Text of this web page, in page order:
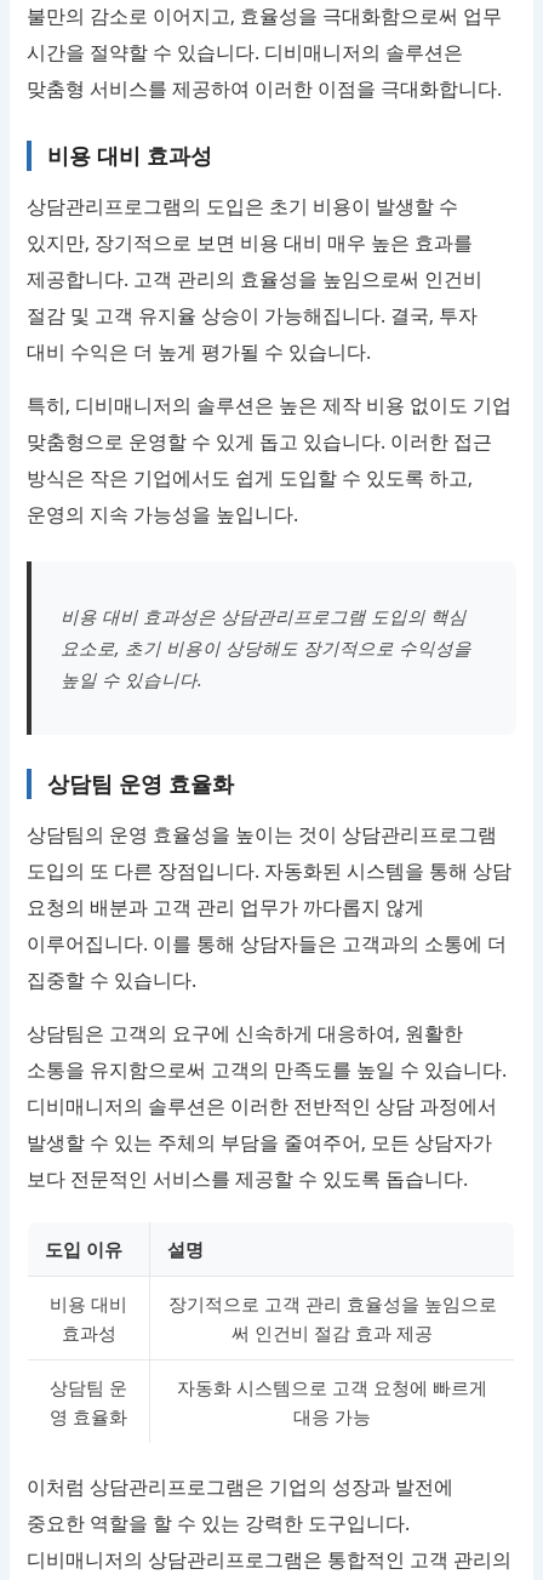
불만의 감소로 이어지고, 효율성을 극대화함으로써 업무
시간을 절약할 수 있습니다. 디비매니저의 솔루션은
맞춤형 서비스를 제공하여 이러한 이점을 극대화합니다.
비용 대비 효과성
상담관리프로그램의 도입은 초기 비용이 발생할 수
있지만, 장기적으로 보면 비용 대비 매우 높은 효과를
제공합니다. 고객 관리의 효율성을 높임으로써 인건비
절감 및 고객 유지율 상승이 가능해집니다. 결국, 투자
대비 수익은 더 높게 평가될 수 있습니다.
특히, 디비매니저의 솔루션은 높은 제작 비용 없이도 기업
맞춤형으로 운영할 수 있게 돕고 있습니다. 이러한 접근
방식은 작은 기업에서도 쉽게 도입할 수 있도록 하고,
운영의 지속 가능성을 높입니다.
비용 대비 효과성은 상담관리프로그램 도입의 핵심
요소로, 초기 비용이 상당해도 장기적으로 수익성을
높일 수 있습니다.
상담팀 운영 효율화
상담팀의 운영 효율성을 높이는 것이 상담관리프로그램
도입의 또 다른 장점입니다. 자동화된 시스템을 통해 상담
요청의 배분과 고객 관리 업무가 까다롭지 않게
이루어집니다. 이를 통해 상담자들은 고객과의 소통에 더
집중할 수 있습니다.
상담팀은 고객의 요구에 신속하게 대응하여, 원활한
소통을 유지함으로써 고객의 만족도를 높일 수 있습니다.
디비매니저의 솔루션은 이러한 전반적인 상담 과정에서
발생할 수 있는 주체의 부담을 줄여주어, 모든 상담자가
보다 전문적인 서비스를 제공할 수 있도록 돕습니다.
도입 이유 설명
비용 대비
효과성
장기적으로 고객 관리 효율성을 높임으로
써 인건비 절감 효과 제공
상담팀 운
영 효율화
자동화 시스템으로 고객 요청에 빠르게
대응 가능
이처럼 상담관리프로그램은 기업의 성장과 발전에
중요한 역할을 할 수 있는 강력한 도구입니다.
디비매니저의 상담관리프로그램은 통합적인 고객 관리의